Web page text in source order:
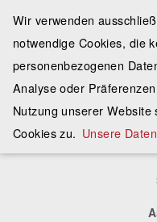
Wir verwenden
notwendige Cookies, die
personenbezogenen
Analyse oder
Nutzung unserer
Cookies zu. Unsere